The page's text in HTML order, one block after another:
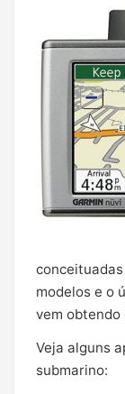
modelos e o
vem obtendo
Veja alguns
submarino: